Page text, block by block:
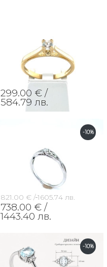
299.00 € /
584.79 лв.
-10%
821.00 € / 1605.74 лв.
738.00 € /
1443.40 лв.
-10%